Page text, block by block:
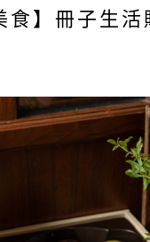
食】冊子生